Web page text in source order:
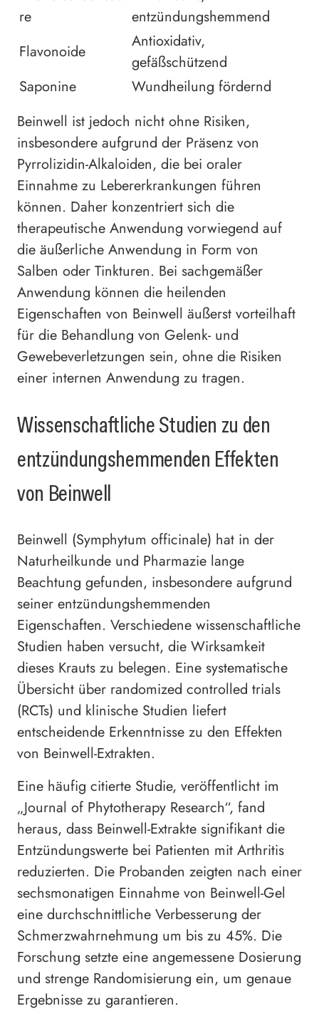
re
entzündungshemmend
Flavonoide
Antioxidativ,
gefäßschützend
Saponine
Wundheilung fördernd
Beinwell ist jedoch nicht ohne Risiken,
insbesondere aufgrund der Präsenz von
Pyrrolizidin-Alkaloiden, die bei oraler
Einnahme zu Lebererkrankungen führen
können. Daher konzentriert sich die
therapeutische Anwendung vorwiegend auf
die äußerliche Anwendung in Form von
Salben oder Tinkturen. Bei sachgemäßer
Anwendung können die heilenden
Eigenschaften von Beinwell äußerst vorteilhaft
für die Behandlung von Gelenk- und
Gewebeverletzungen sein, ohne die Risiken
einer internen Anwendung zu tragen.
Wissenschaftliche Studien zu den
entzündungshemmenden Effekten
von Beinwell
Beinwell (Symphytum officinale) hat in der
Naturheilkunde und Pharmazie lange
Beachtung gefunden, insbesondere aufgrund
seiner entzündungshemmenden
Eigenschaften. Verschiedene wissenschaftliche
Studien haben versucht, die Wirksamkeit
dieses Krauts zu belegen. Eine systematische
Übersicht über randomized controlled trials
(RCTs) und klinische Studien liefert
entscheidende Erkenntnisse zu den Effekten
von Beinwell-Extrakten.
Eine häufig citierte Studie, veröffentlicht im
„Journal of Phytotherapy Research“, fand
heraus, dass Beinwell-Extrakte signifikant die
Entzündungswerte bei Patienten mit Arthritis
reduzierten. Die Probanden zeigten nach einer
sechsmonatigen Einnahme von Beinwell-Gel
eine durchschnittliche Verbesserung der
Schmerzwahrnehmung um bis zu 45%. Die
Forschung setzte eine angemessene Dosierung
und strenge Randomisierung ein, um genaue
Ergebnisse zu garantieren.